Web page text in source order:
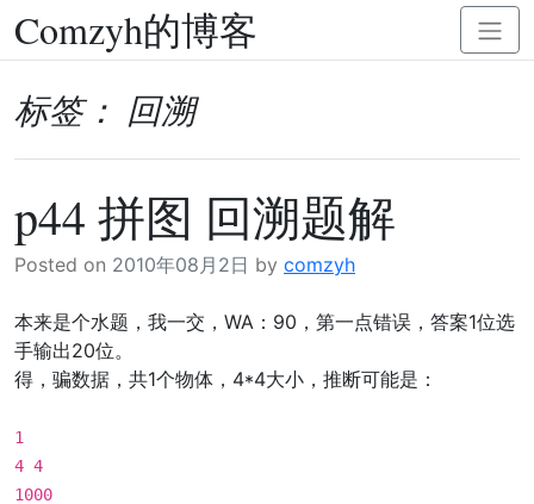
Skip
to
Comzyh的博客
标签： 回溯
p44 拼图 回溯题解
Posted on 2010年08月2日 by comzyh
本来是个水题，我一交，WA：90，第一点错误，答案1位选
手输出20位。
得，骗数据，共1个物体，4*4大小，推断可能是：
1
4 4
1000